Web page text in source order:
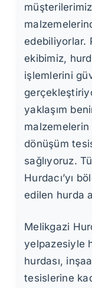
edebiliyorlar.
ekibimiz,
işlemlerini
yaklaşım
dönüşüm
sağlıyoruz.
Hurdacı’yı
edilen hurda
Melikgazi
yelpazesiyle
hurdası,
tesislerine